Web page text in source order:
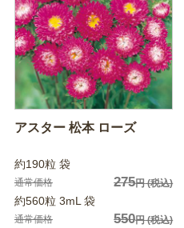
アスター 松本 ローズ
約190粒 袋
通常価格 275円(税込)
約560粒 3mL 袋
通常価格 550円(税込)